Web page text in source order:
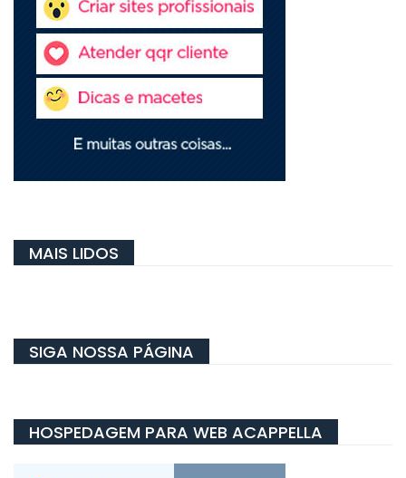
MAIS LIDOS
SIGA NOSSA PÁGINA
HOSPEDAGEM PARA WEB ACAPPELLA